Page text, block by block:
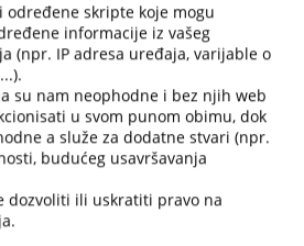
купцима дужан омогућити
из става 1. овог Закључка, на
времену од 08,00 до 10,00 часова,
последица.
јавног надметања, дужни
које износи 10% процјењене
намјеравају купити, на
судова број: 562 099 81301458
određene skripte koje mogu
informacije iz vašeg
(npr. IP adresa uređaja, varijable o
su nam neophodne i bez njih web
u svom punom obimu, dok
a služe za dodatne stvari (npr.
budućeg usavršavanja
dozvoliti ili uskratiti pravo na